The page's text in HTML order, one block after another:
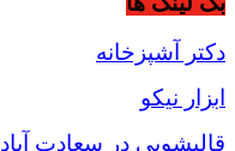
دکتر آشپزخانه
ابزار نیکو
قالیشویی در سعادت آباد